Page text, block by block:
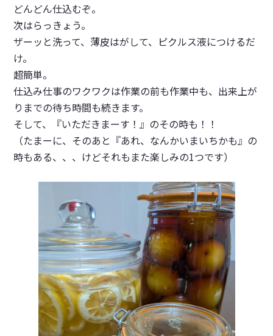
どんどん仕込むぞ。
次はらっきょう。
ザーッと洗って、薄皮はがして、ピクルス液につけるだ
け。
超簡単。
仕込み仕事のワクワクは作業の前も作業中も、出来上が
りまでの待ち時間も続きます。
そして、『いただきまーす！』のその時も！！
（たまーに、そのあと『あれ、なんかいまいちかも』の
時もある、、、けどそれもまた楽しみの1つです）